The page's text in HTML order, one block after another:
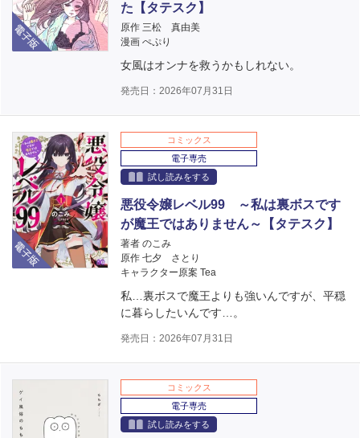
電子版
た【タテスク】
原作 三松 真由美
漫画 ぺぷり
女風はオンナを救うかもしれない。
発売日：2026年07月31日
電子版
コミックス
電子専売
試し読みをする
悪役令嬢レベル99 ～私は裏ボスです
が魔王ではありません～【タテスク】
著者 のこみ
原作 七夕 さとり
キャラクター原案 Tea
私…裏ボスで魔王よりも強いんですが、平穏
に暮らしたいんです…。
発売日：2026年07月31日
コミックス
電子専売
試し読みをする